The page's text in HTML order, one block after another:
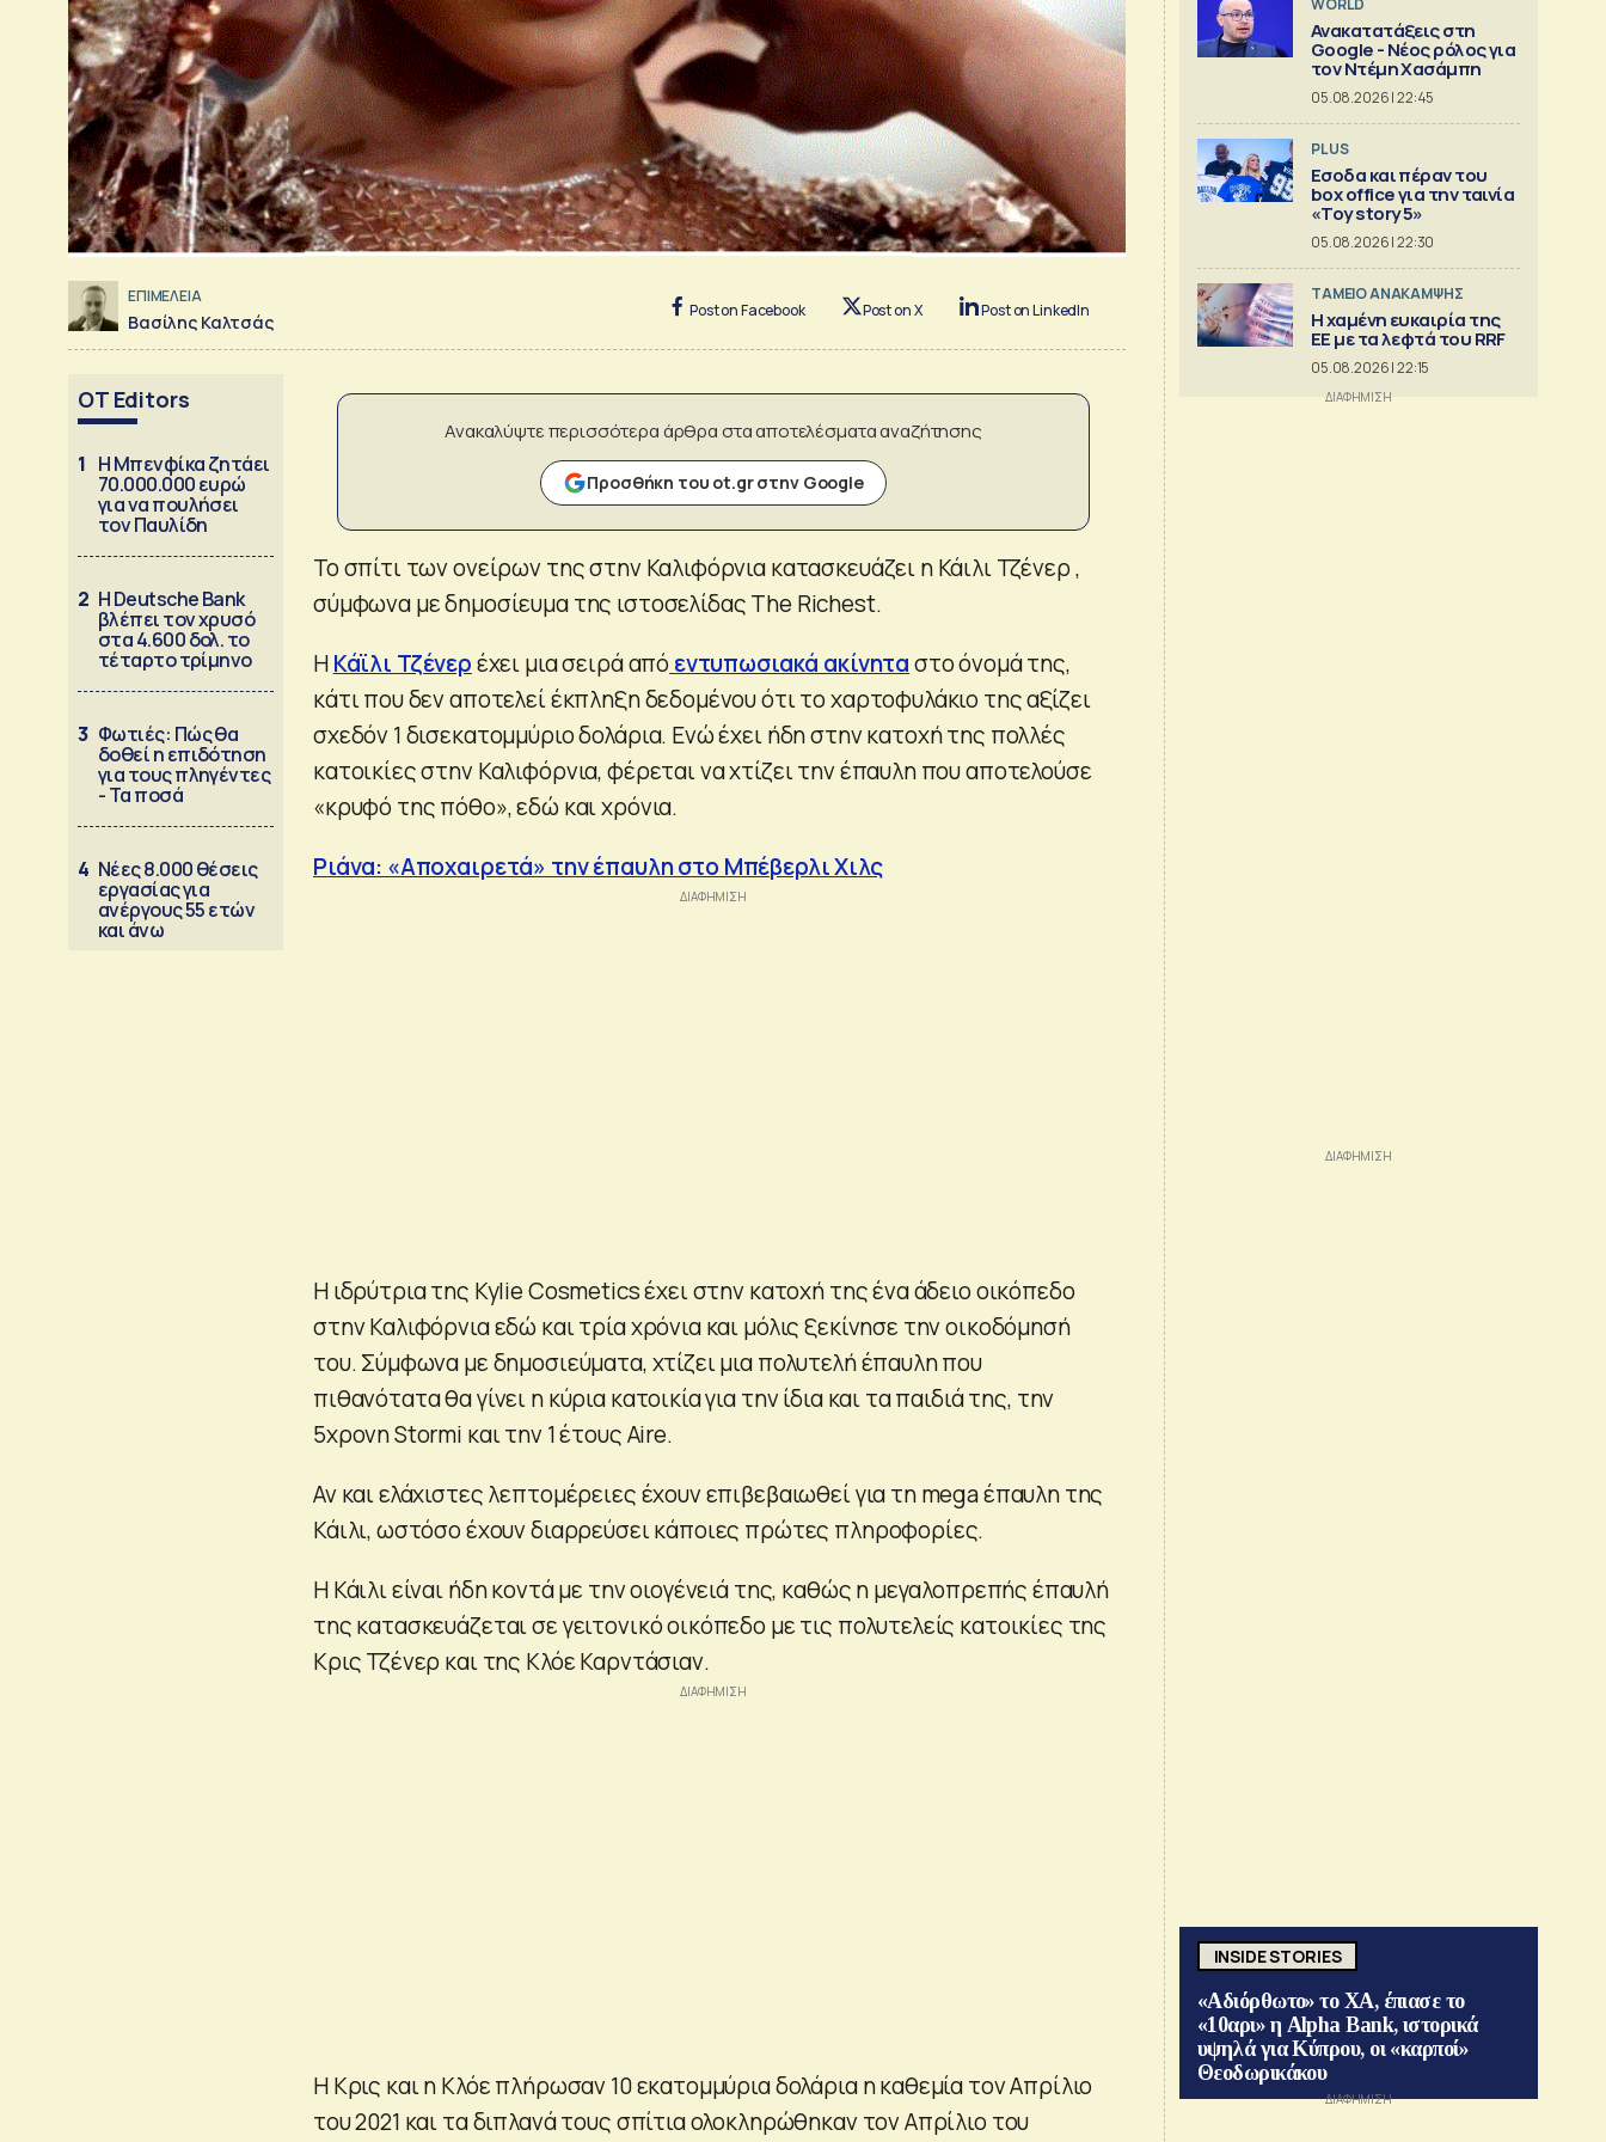
ΕΠΙΜΕΛΕΙΑ
Βασίλης Καλτσάς
Post on Facebook Post on X Post on LinkedIn
OT Editors
1 Η Μπενφίκα ζητάει
70.000.000 ευρώ
για να πουλήσει
τον Παυλίδη
2 Η Deutsche Bank
βλέπει τον χρυσό
στα 4.600 δολ. το
τέταρτο τρίμηνο
3 Φωτιές: Πώς θα
δοθεί η επιδότηση
για τους πληγέντες
- Τα ποσά
4 Νέες 8.000 θέσεις
εργασίας για
ανέργους 55 ετών
και άνω
Ανακαλύψτε περισσότερα άρθρα στα αποτελέσματα αναζήτησης
Προσθήκη του ot.gr στην Google
To σπίτι των ονείρων της στην Καλιφόρνια κατασκευάζει η Κάιλι Τζένερ ,
σύμφωνα με δημοσίευμα της ιστοσελίδας The Richest.
ΗΚάϊλι Τζένερέχει μια σειρά απόεντυπωσιακά ακίνηταστο όνομά της,
κάτι που δεν αποτελεί έκπληξη δεδομένου ότι το χαρτοφυλάκιο της αξίζει
σχεδόν 1 δισεκατομμύριο δολάρια. Ενώ έχει ήδη στην κατοχή της πολλές
κατοικίες στην Καλιφόρνια, φέρεται να χτίζει την έπαυλη που αποτελούσε
«κρυφό της πόθο», εδώ και χρόνια.
Ριάνα: «Aποχαιρετά» την έπαυλη στο Μπέβερλι Χιλς
Η ιδρύτρια της Kylie Cosmetics έχει στην κατοχή της ένα άδειο οικόπεδο
στην Καλιφόρνια εδώ και τρία χρόνια και μόλις ξεκίνησε την οικοδόμησή
του. Σύμφωνα με δημοσιεύματα, χτίζει μια πολυτελή έπαυλη που
πιθανότατα θα γίνει η κύρια κατοικία για την ίδια και τα παιδιά της, την
5χρονη Stormi και την 1 έτους Aire.
Αν και ελάχιστες λεπτομέρειες έχουν επιβεβαιωθεί για τη mega έπαυλη της
Κάιλι, ωστόσο έχουν διαρρεύσει κάποιες πρώτες πληροφορίες.
Η Κάιλι είναι ήδη κοντά με την οιογένειά της, καθώς η μεγαλοπρεπής έπαυλή
της κατασκευάζεται σε γειτονικό οικόπεδο με τις πολυτελείς κατοικίες της
Κρις Τζένερ και της Κλόε Καρντάσιαν.
Η Κρις και η Κλόε πλήρωσαν 10 εκατομμύρια δολάρια η καθεμία τον Απρίλιο
του 2021 και τα διπλανά τους σπίτια ολοκληρώθηκαν τον Απρίλιο του
WORLD
Ανακατατάξεις στη
Google - Νέος ρόλος για
τον Ντέμη Χασάμπη
05.08.2026 | 22:45
PLUS
Εσοδα και πέραν του
box office για την ταινία
«Toy story 5»
05.08.2026 | 22:30
ΤΑΜΕΙΟ ΑΝΑΚΑΜΨΗΣ
Η χαμένη ευκαιρία της
ΕΕ με τα λεφτά του RRF
05.08.2026 | 22:15
INSIDE STORIES
«Αδιόρθωτο» το ΧΑ, έπιασε το
«10αρι» η Alpha Bank, ιστορικά
υψηλά για Κύπρου, οι «καρποί»
Θεοδωρικάκου